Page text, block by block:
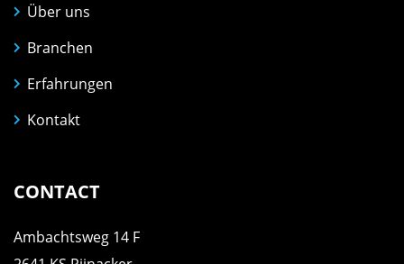
Über uns
Branchen
Erfahrungen
Kontakt
CONTACT
Ambachtsweg 14 F